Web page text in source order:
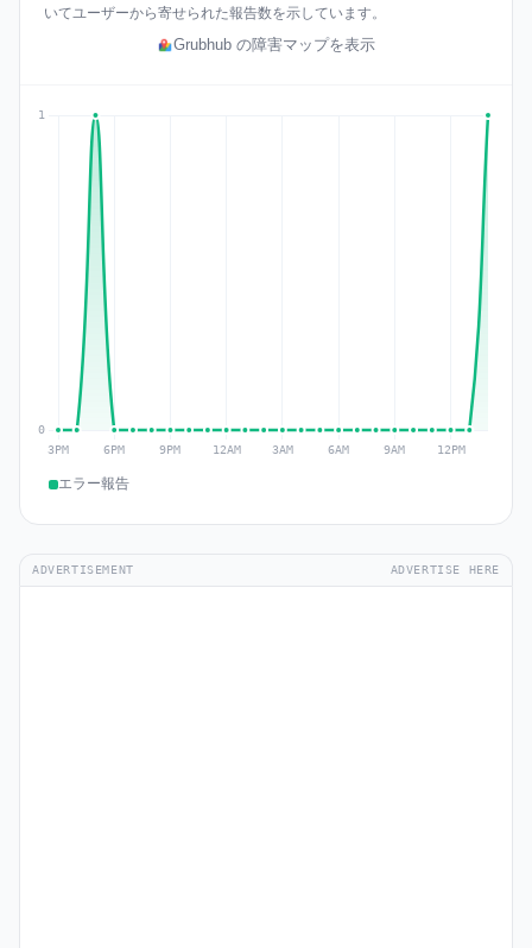
いてユーザーから寄せられた報告数を示しています。
Grubhub の障害マップを表示
エラー報告
ADVERTISEMENT ADVERTISE HERE